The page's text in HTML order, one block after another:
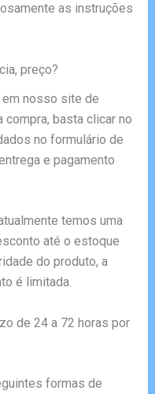
as instruções
preço?
nosso site de
compra, basta clicar no
no formulário de
e pagamento
temos uma
até o estoque
do produto, a
é limitada.
de 24 a 72 horas por
formas de